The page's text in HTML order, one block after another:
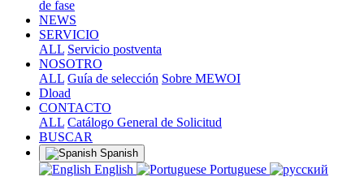
de fase
NEWS
SERVICIO
ALL Servicio postventa
NOSOTRO
ALL Guía de selección Sobre MEWOI
Dload
CONTACTO
ALL Catálogo General de Solicitud
BUSCAR
Spanish
English
Portuguese